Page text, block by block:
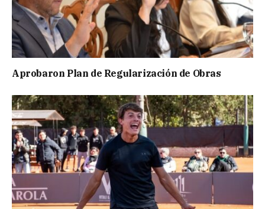
Aprobaron Plan de Regularización de Obras